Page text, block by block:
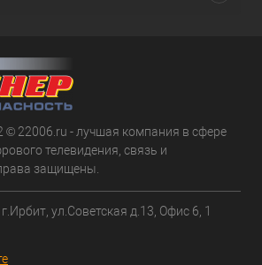
© 22006.ru - лучшая компания в сфере
телевидения, связь и
защищены.
ул.Советская д.13, Офис 6, 1